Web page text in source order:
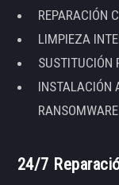
REPARACIÓN
LIMPIEZA
SUSTITUCIÓN
INSTALACIÓN
RANSOMWARE
24/7